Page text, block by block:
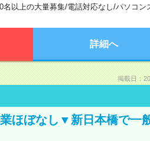
名以上の大量募集/電話対応なし/パソコン
詳細へ
掲載日：
ほぼなし▼新日本橋で一